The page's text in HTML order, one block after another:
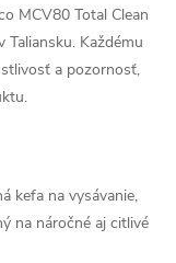
MCV80 Total Clean
Každému
a pozornosť,
kefa na vysávanie,
na náročné aj citlivé